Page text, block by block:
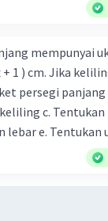
mempunyai
+ 1 ) cm. Jika
persegi
c. Tentukan
lebar e. Tentukan